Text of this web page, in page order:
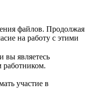
файлов. Продолжая
на работу с этими
вы являетесь
участие в